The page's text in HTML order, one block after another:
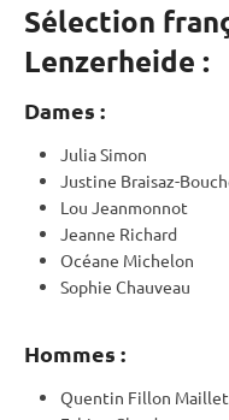
Sélection
Lenzerheide :
Dames :
Julia Simon
Justine Braisaz-
Lou Jeanmonnot
Jeanne Richard
Océane Michelon
Sophie Chauveau
Hommes :
Quentin Fillon Maillet